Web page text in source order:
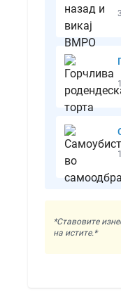
*Ставовите
на истите.*